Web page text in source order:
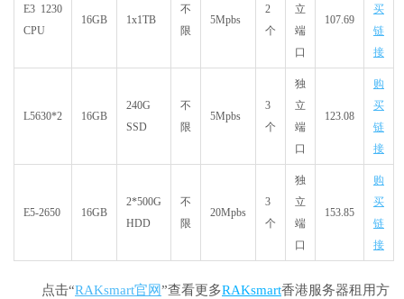
E3 1230
CPU
16GB 1x1TB
不
限
5Mpbs
2
个
立
端
口
107.69
买
链
接
L5630*2 16GB
240G
SSD
不
限
5Mpbs
3
个
独
立
端
口
123.08
购
买
链
接
E5-2650 16GB
2*500G
HDD
不
限
20Mpbs
3
个
独
立
端
口
153.85
购
买
链
接
点击“RAKsmart官网”查看更多RAKsmart香港服务器租用方